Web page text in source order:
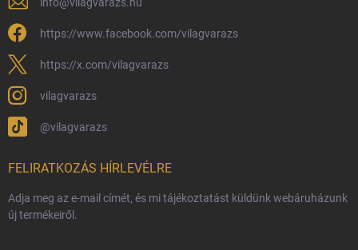
Védjegyek és szerzői jogok
Fémjelzés és nemesfém-tájékoztató
https://www.facebook.com/vilagvarazs
https://x.com/vilagvarazs
vilagvarazs
@vilagvarazs
FELIRATKOZÁS HÍRLEVÉLRE
Adja meg az e-mail címét, és mi tájékoztatást küldünk webáruházunk
új termékeiről.